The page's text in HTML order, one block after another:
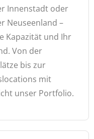
Innenstadt oder
Neuseenland –
Kapazität und Ihr
Von der
bis zur
mit
unser Portfolio.